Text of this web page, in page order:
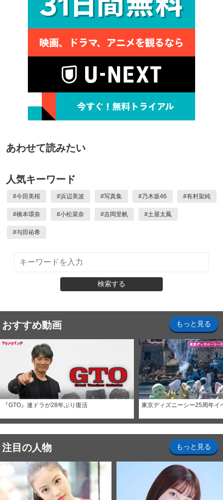
あわせて読みたい
人気キーワード
#今田美桜 #浜辺美波 #写真集 #乃木坂46 #有村架純
#橋本環奈 #小松菜奈 #吉岡里帆 #土屋太鳳
#与田祐希
検索する
おすすめ動画 もっと見る
『GTO』連ドラが28年ぶり復活 東京ディズニーシー25周年イ
注目の人物 もっと見る